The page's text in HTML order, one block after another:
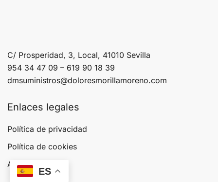
C/ Prosperidad, 3, Local, 41010 Sevilla
954 34 47 09 – 619 90 18 39
dmsuministros@doloresmorillamoreno.com
Enlaces legales
Política de privacidad
Política de cookies
Aviso legal
ES